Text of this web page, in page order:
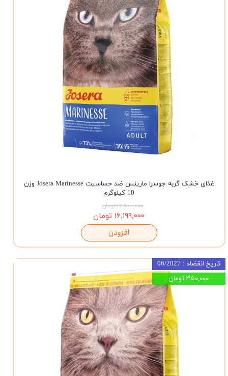
غذای خشک گربه جوسرا مارینس ضد حساسیت Josera Marinesse وزن
10 کیلوگرم
۱۷,۵۰۰,۰۰۰ تومان
۱۶,۱۹۹,۰۰۰ تومان
افزودن
تاریخ انقضاء : 06/2027
۳۵۰,۰۰۰ تومان